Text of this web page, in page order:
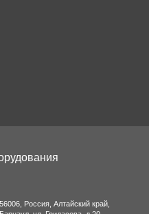
Россия Алтайский край